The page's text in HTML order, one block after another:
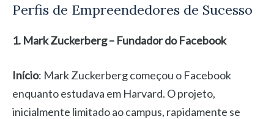
Perfis de Empreendedores de Sucesso
1. Mark Zuckerberg – Fundador do Facebook
Início: Mark Zuckerberg começou o Facebook
enquanto estudava em Harvard. O projeto,
inicialmente limitado ao campus, rapidamente se